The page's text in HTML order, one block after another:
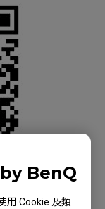
BenQ
用 Cookie 及類
我們將於此